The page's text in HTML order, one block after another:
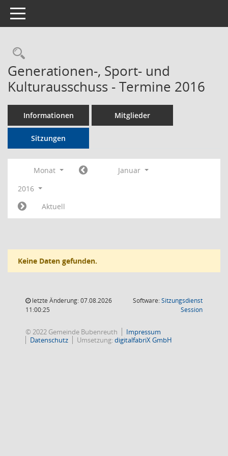
Toggle navigation
Rechercheauswahl
Generationen-, Sport- und
Kulturausschuss - Termine 2016
Informationen Mitglieder
Sitzungen
Monat
Januar
2016
Aktuell
Keine Daten gefunden.
letzte Änderung: 07.08.2026
11:00:25
Software:Sitzungsdienst
Session(Wird in
© 2022 Gemeinde Bubenreuth
Impressum
Datenschutz
Umsetzung:digitalfabriX GmbH